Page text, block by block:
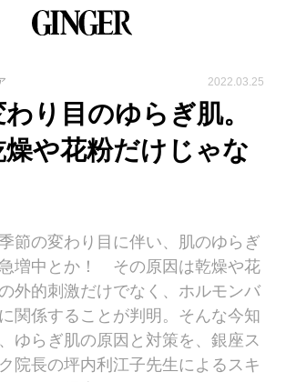
2022.03.25
り目のゆらぎ肌。
燥や花粉だけじゃな
節の変わり目に伴い、肌のゆらぎ
増中とか！ その原因は乾燥や花
外的刺激だけでなく、ホルモンバ
関係することが判明。そんな今知
ゆらぎ肌の原因と対策を、銀座ス
院長の坪内利江子先生によるスキ